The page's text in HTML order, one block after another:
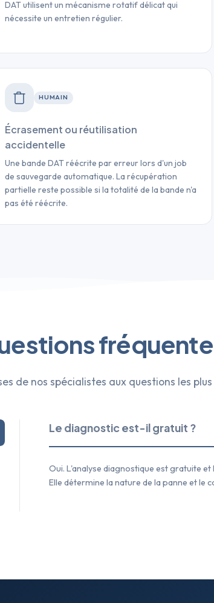
DAT utilisent un mécanisme rotatif délicat qui
nécessite un entretien régulier.
HUMAIN
Écrasement ou réutilisation
accidentelle
Une bande DAT réécrite par erreur lors d'un job
de sauvegarde automatique. La récupération
partielle reste possible si la totalité de la bande n'a
pas été réécrite.
de nos spécialistes aux questions les plus
Le diagnostic est-il gratuit ?
Oui. L'analyse diagnostique est gratuite
Elle détermine la nature de la panne et le